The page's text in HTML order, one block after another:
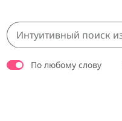
По любому слову